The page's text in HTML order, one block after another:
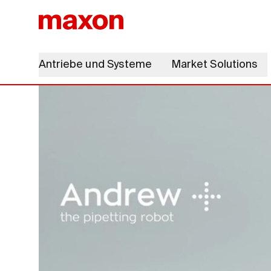
Antriebe und Systeme Market Solutions